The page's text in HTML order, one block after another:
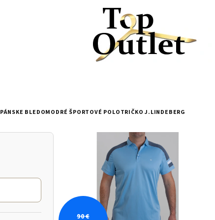
PÁNSKE BLEDOMODRÉ ŠPORTOVÉ POLOTRIČKO J.LINDEBERG
90 €